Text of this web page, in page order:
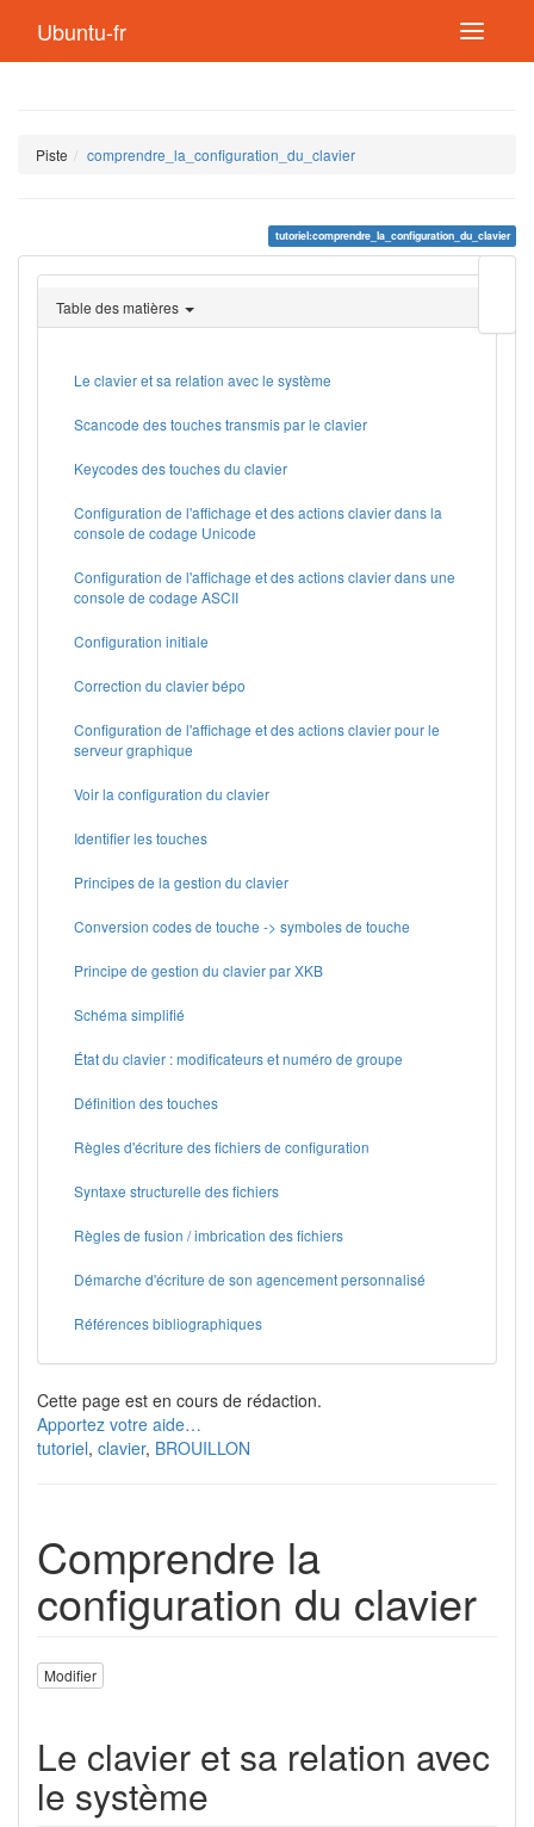
Ubuntu-fr
Piste comprendre_la_configuration_du_clavier
tutoriel:comprendre_la_configuration_du_clavier
page
Table des matières
Le clavier et sa relation avec le système
Scancode des touches transmis par le clavier
Keycodes des touches du clavier
Configuration de l'affichage et des actions clavier dans la
console de codage Unicode
Configuration de l'affichage et des actions clavier dans une
console de codage ASCII
Configuration initiale
Correction du clavier bépo
Configuration de l'affichage et des actions clavier pour le
serveur graphique
Voir la configuration du clavier
Identifier les touches
Principes de la gestion du clavier
Conversion codes de touche -> symboles de touche
Principe de gestion du clavier par XKB
Schéma simplifié
État du clavier : modificateurs et numéro de groupe
Définition des touches
Règles d'écriture des fichiers de configuration
Syntaxe structurelle des fichiers
Règles de fusion / imbrication des fichiers
Démarche d'écriture de son agencement personnalisé
Références bibliographiques
Cette page est en cours de rédaction.
Apportez votre aide…
tutoriel, clavier, BROUILLON
Comprendre la
configuration du clavier
Modifier
Le clavier et sa relation avec
le système